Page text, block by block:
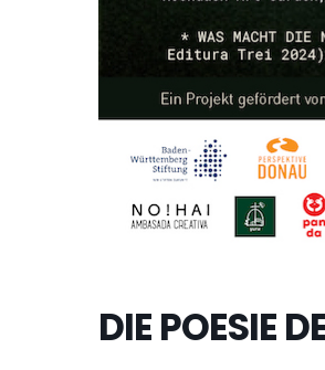
DIE POESIE